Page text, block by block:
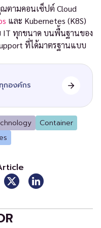
ตามคอนเซ็ปต์ Cloud
และ Kubernetes (K8S)
IT ทุกขนาด บนพื้นฐานของ
ที่ได้มาตรฐานแบบ
กองค์กร
Container